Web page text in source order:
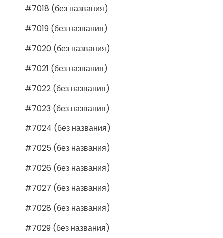
#7018 (без названия)
#7019 (без названия)
#7020 (без названия)
#7021 (без названия)
#7022 (без названия)
#7023 (без названия)
#7024 (без названия)
#7025 (без названия)
#7026 (без названия)
#7027 (без названия)
#7028 (без названия)
#7029 (без названия)